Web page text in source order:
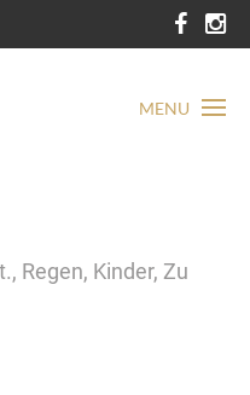
MENU
Regen, Kinder, Zu